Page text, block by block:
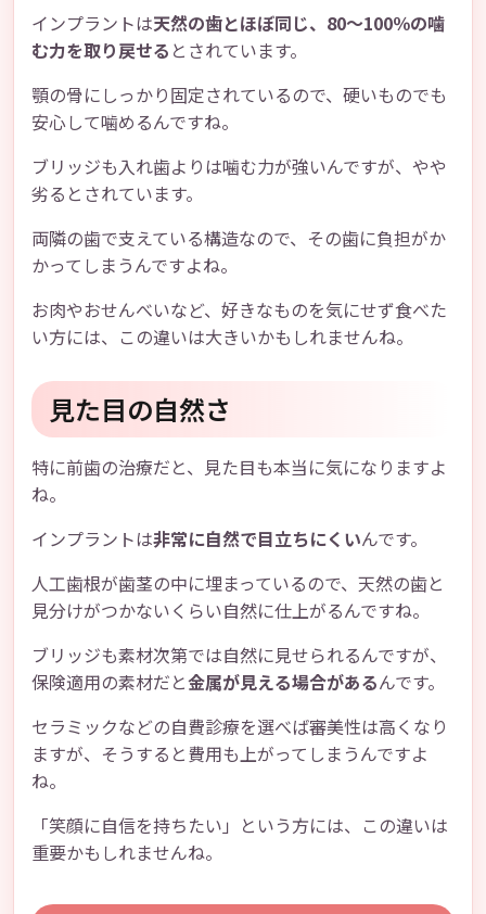
インプラントは天然の歯とほぼ同じ、80〜100％の噛
む力を取り戻せる とされています。
顎の骨にしっかり固定されているので、硬いものでも
安心して噛めるんですね。
ブリッジも入れ歯よりは噛む力が強いんですが、やや
劣るとされています。
両隣の歯で支えている構造なので、その歯に負担がか
かってしまうんですよね。
お肉やおせんべいなど、好きなものを気にせず食べた
い方には、この違いは大きいかもしれませんね。
見た目の自然さ
特に前歯の治療だと、見た目も本当に気になりますよ
ね。
インプラントは非常に自然で目立ちにくいんです。
人工歯根が歯茎の中に埋まっているので、天然の歯と
見分けがつかないくらい自然に仕上がるんですね。
ブリッジも素材次第では自然に見せられるんですが、
保険適用の素材だと金属が見える場合があるんです。
セラミックなどの自費診療を選べば審美性は高くなり
ますが、そうすると費用も上がってしまうんですよ
ね。
「笑顔に自信を持ちたい」という方には、この違いは
重要かもしれませんね。